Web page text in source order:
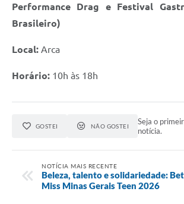
Performance Drag e Festival
Brasileiro)
Local: Arca
Horário: 10h às 18h
GOSTEI NÃO GOSTEI
Seja o
notícia.
NOTÍCIA MAIS RECENTE
Beleza, talento e solidariedade:
Miss Minas Gerais Teen 2026